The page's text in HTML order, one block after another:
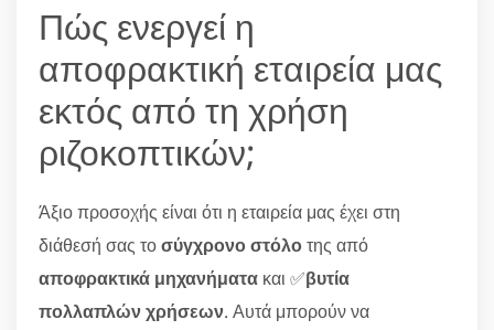
Πώς ενεργεί η
αποφρακτική εταιρεία μας
εκτός από τη χρήση
ριζοκοπτικών;
Άξιο προσοχής είναι ότι η εταιρεία μας έχει στη
διάθεσή σας τοσύγχρονο στόλοτης από
αποφρακτικά μηχανήματα και ✅βυτία
πολλαπλών χρήσεων. Αυτά μπορούν να